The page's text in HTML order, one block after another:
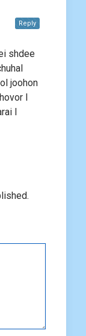
shdee
joohon
l
l
Reply